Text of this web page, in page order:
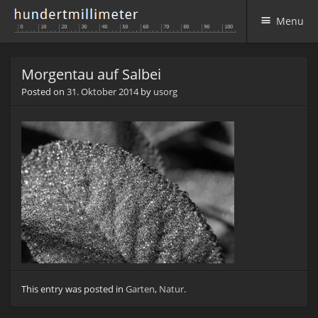
Menu
Morgentau auf Salbei
Posted on 31. Oktober 2014by usorg
This entry was posted in Garten, Natur.